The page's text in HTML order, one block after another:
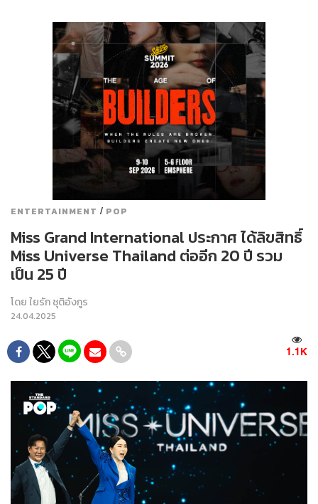
ENTERTAINMENT / POP
Miss Grand International ประกาศ ได้ลิขสิทธิ์
Miss Universe Thailand ต่ออีก 20 ปี รวม
เป็น 25 ปี
โดยใยรัก ชุติอังกูร
24.04.2025
1.1K